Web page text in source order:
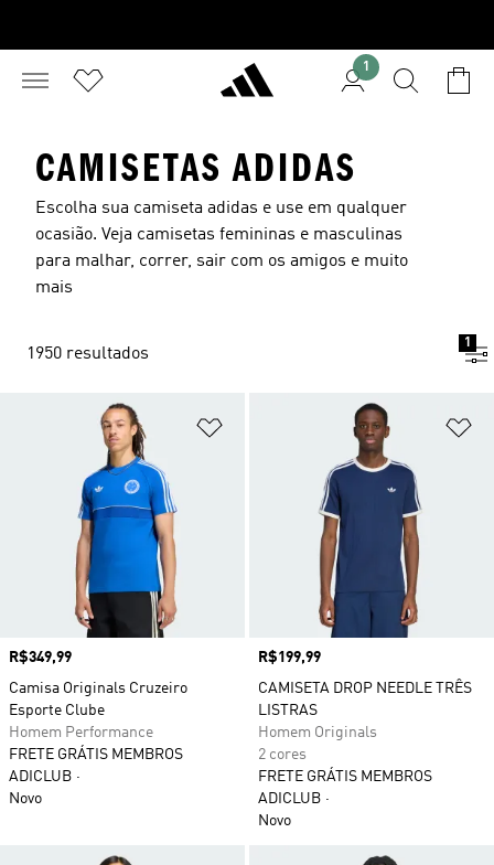
1
CAMISETAS ADIDAS
Escolha sua camiseta adidas e use em qualquer
ocasião. Veja camisetas femininas e masculinas
para malhar, correr, sair com os amigos e muito
mais
1950 resultados
1
Adicionar à Lista de Desejos
Preço
R$349,99
Camisa Originals Cruzeiro
Esporte Clube
Homem Performance
FRETE GRÁTIS MEMBROS
ADICLUB
Novo
Preço
R$199,99
CAMISETA DROP NEEDLE TRÊS
LISTRAS
Homem Originals
2 cores
FRETE GRÁTIS MEMBROS
ADICLUB
Novo